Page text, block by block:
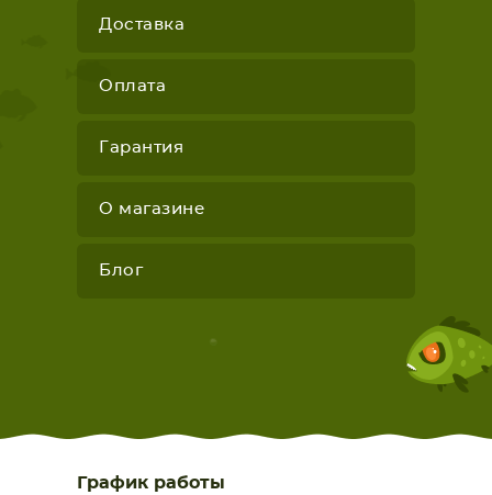
Доставка
Оплата
Гарантия
О магазине
Блог
График работы